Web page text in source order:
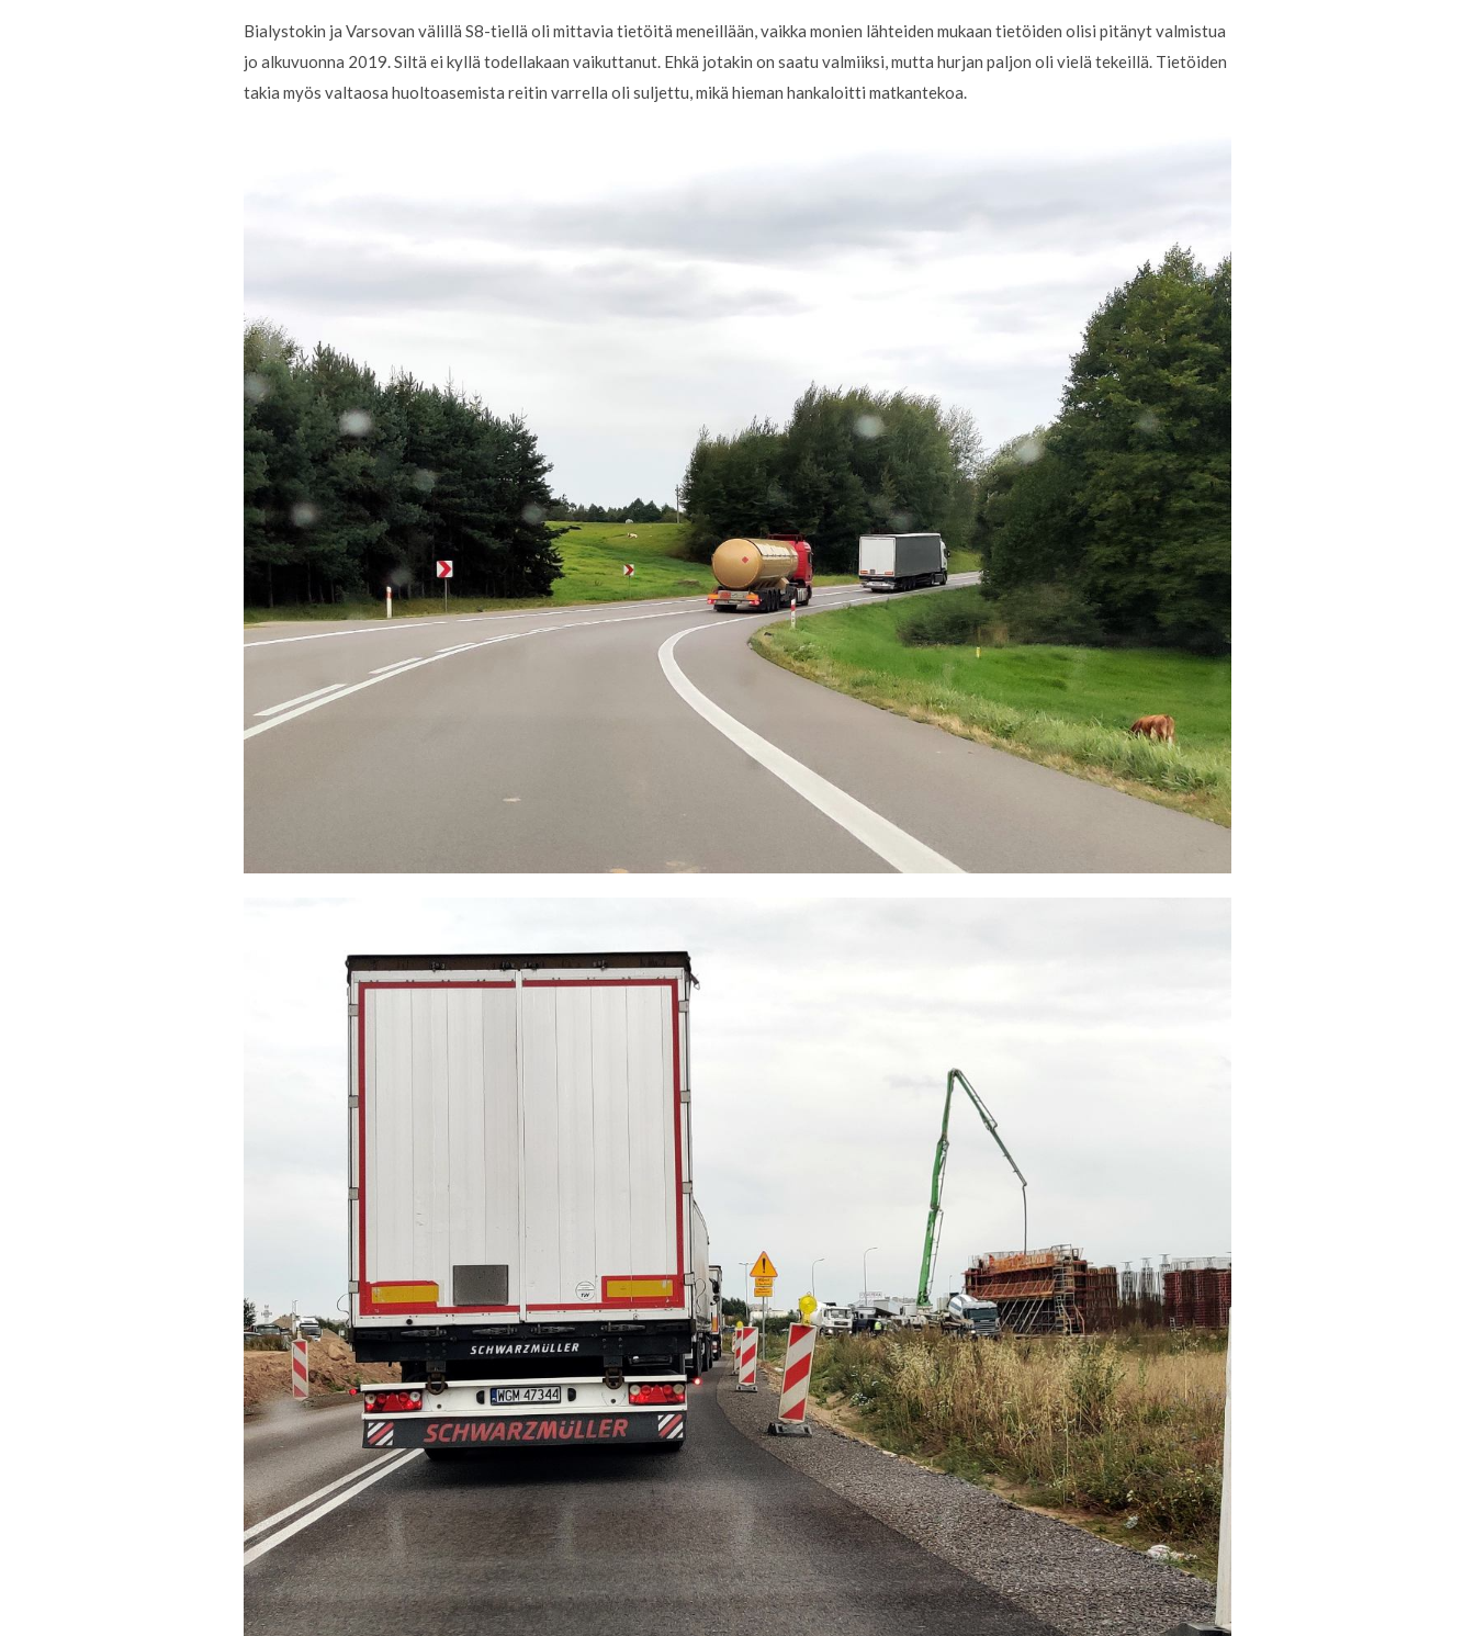
Bialystokin ja Varsovan välillä S8-tiellä oli mittavia tietöitä meneillään, vaikka monien lähteiden mukaan tietöiden olisi pitänyt valmistua
jo alkuvuonna 2019. Siltä ei kyllä todellakaan vaikuttanut. Ehkä jotakin on saatu valmiiksi, mutta hurjan paljon oli vielä tekeillä. Tietöiden
takia myös valtaosa huoltoasemista reitin varrella oli suljettu, mikä hieman hankaloitti matkantekoa.